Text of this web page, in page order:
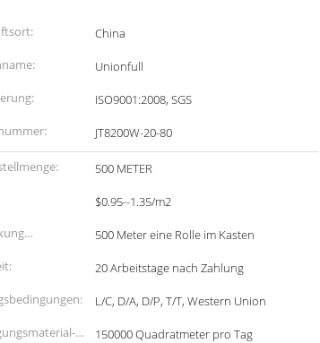
China
Unionfull
ISO9001:2008, SGS
JT8200W-20-80
500 METER
$0.95--1.35/m2
500 Meter eine Rolle im Kasten
20 Arbeitstage nach Zahlung
L/C, D/A, D/P, T/T, Western Union
150000 Quadratmeter pro Tag